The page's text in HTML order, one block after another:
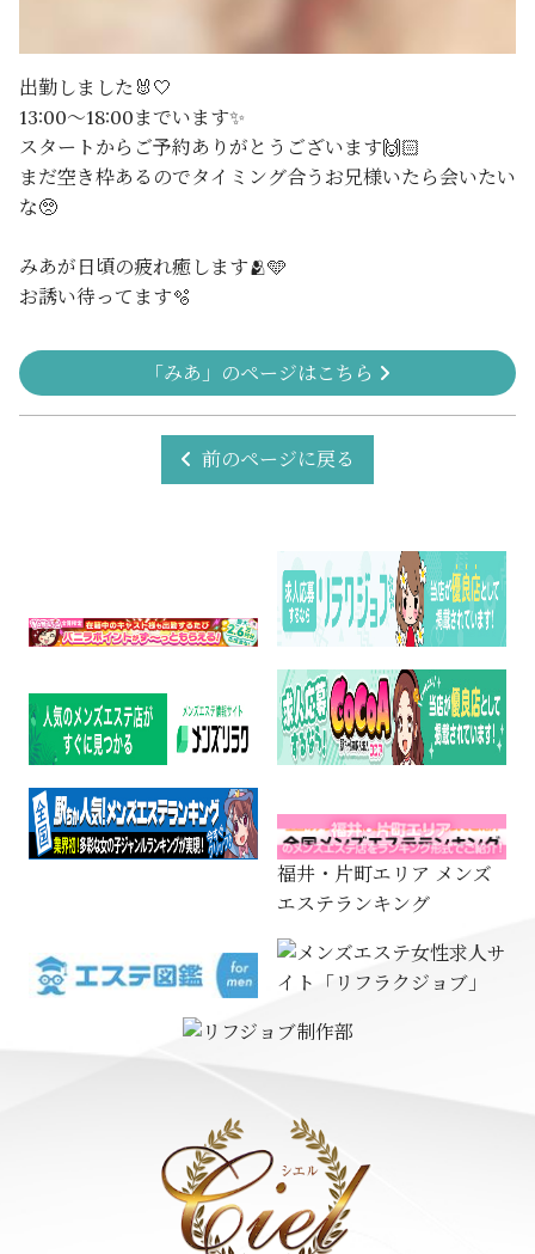
出勤しました🐰🤍
13:00〜18:00までいます✨
スタートからご予約ありがとうございます🙌🏻
まだ空き枠あるのでタイミング合うお兄様いたら会いたい
な🥺
みあが日頃の疲れ癒します🫂🩵
お誘い待ってます🫧
「みあ」のページはこちら
前のページに戻る
福井・片町エリア メンズ
エステランキング